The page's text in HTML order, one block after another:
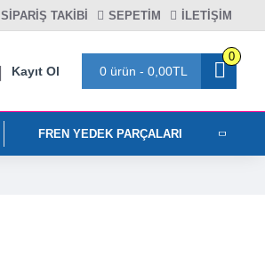
SIPARIŞ TAKIBI SEPETIM İLETİŞİM
Kayıt Ol 0 ürün - 0,00TL
0
FREN YEDEK PARÇALARI